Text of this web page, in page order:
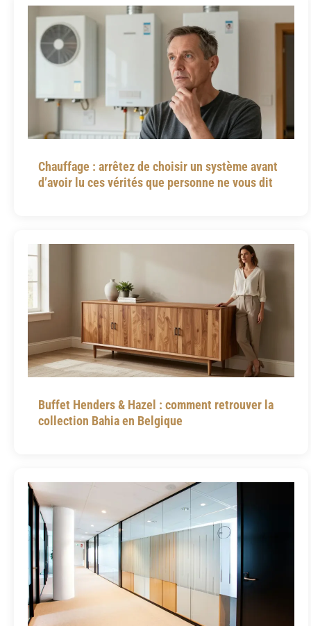
Chauffage : arrêtez de choisir un système avant
d’avoir lu ces vérités que personne ne vous dit
Buffet Henders & Hazel : comment retrouver la
collection Bahia en Belgique